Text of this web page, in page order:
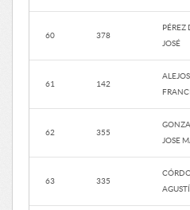
60 378
PÉREZ
JOSÉ
61 142
62 355
JOSE
63 335